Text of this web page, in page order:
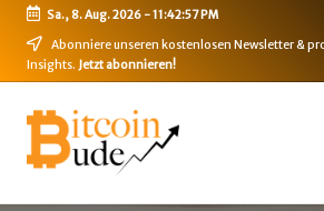
Skip
Sa., 8. Aug. 2026-11:42:57 PM
Abonniere unseren kostenlosen Newsletter &
Insights. Jetzt abonnieren!
B
i
Bitcoin,
Ethereum,
DeFi